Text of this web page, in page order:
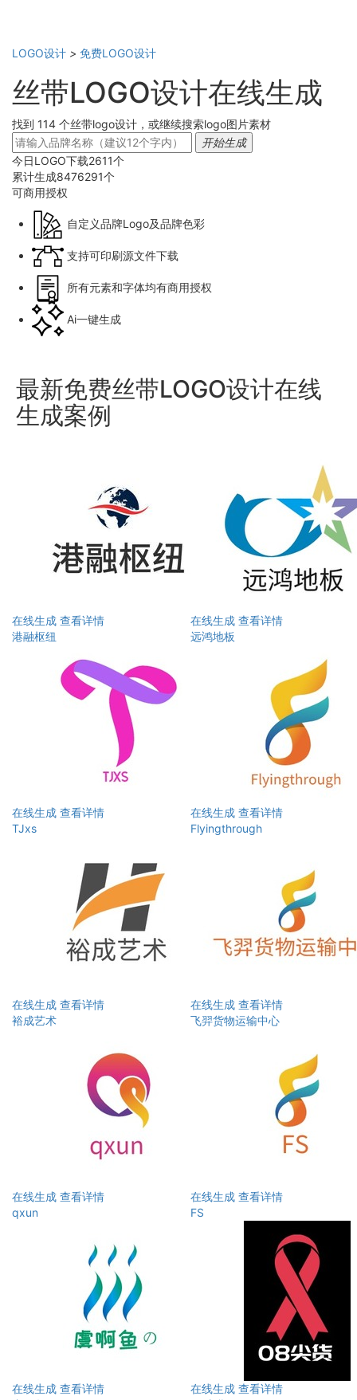
LOGO设计 > 免费LOGO设计
丝带LOGO设计在线生成
找到 114 个丝带logo设计，或继续搜索logo图片素材
开始生成
今日LOGO下载2611个
累计生成8476291个
可商用授权
自定义品牌Logo及品牌色彩
支持可印刷源文件下载
所有元素和字体均有商用授权
Ai一键生成
最新免费丝带LOGO设计在线
生成案例
在线生成 查看详情
港融枢纽‌
在线生成 查看详情
远鸿地板
在线生成 查看详情
TJxs
在线生成 查看详情
Flyingthrough
在线生成 查看详情
裕成艺术
在线生成 查看详情
飞羿货物运输中心
在线生成 查看详情
qxun
在线生成 查看详情
FS
在线生成 查看详情
在线生成 查看详情